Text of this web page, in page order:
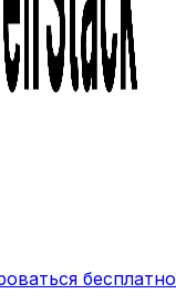
бесплатно